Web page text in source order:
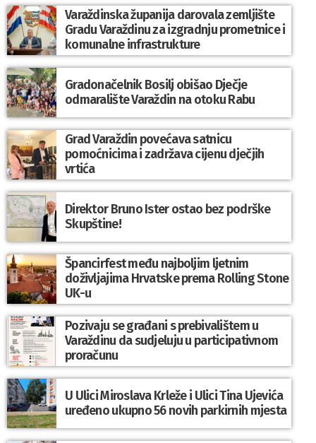
Varaždinska županija darovala zemljište
Gradu Varaždinu za izgradnju prometnice i
komunalne infrastrukture
Gradonačelnik Bosilj obišao Dječje
odmaralište Varaždin na otoku Rabu
Grad Varaždin povećava satnicu
pomoćnicima i zadržava cijenu dječjih
vrtića
Direktor Bruno Ister ostao bez podrške
Skupštine!
Špancirfest među najboljim ljetnim
doživljajima Hrvatske prema Rolling Stone
UK-u
Pozivaju se građani s prebivalištem u
Varaždinu da sudjeluju u participativnom
proračunu
U Ulici Miroslava Krleže i Ulici Tina Ujevića
uređeno ukupno 56 novih parkirnih mjesta